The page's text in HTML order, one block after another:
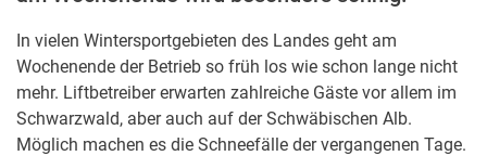
In vielen Wintersportgebieten des Landes geht am
Wochenende der Betrieb so früh los wie schon lange nicht
mehr. Liftbetreiber erwarten zahlreiche Gäste vor allem im
Schwarzwald, aber auch auf der Schwäbischen Alb.
Möglich machen es die Schneefälle der vergangenen Tage.